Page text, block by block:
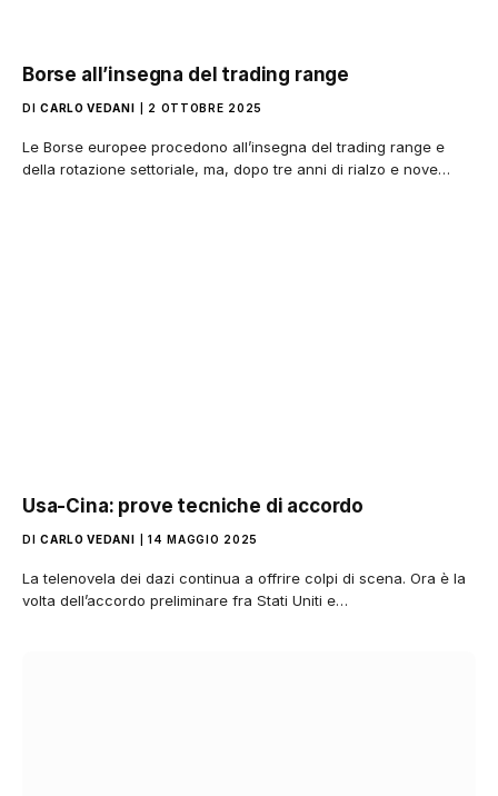
Borse all’insegna del trading range
DI CARLO VEDANI 2 OTTOBRE 2025
Le Borse europee procedono all’insegna del trading range e
della rotazione settoriale, ma, dopo tre anni di rialzo e nove…
Usa-Cina: prove tecniche di accordo
DI CARLO VEDANI 14 MAGGIO 2025
La telenovela dei dazi continua a offrire colpi di scena. Ora è la
volta dell’accordo preliminare fra Stati Uniti e…